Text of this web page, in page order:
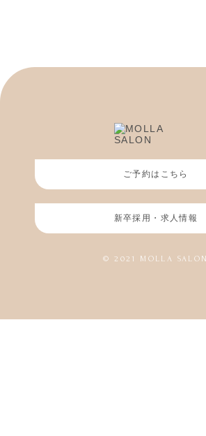
ご予約はこちら
新卒採用・求人情報
© 2021 MOLLA SALON